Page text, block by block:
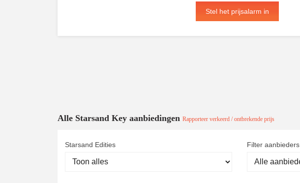
Stel het prijsalarm in
Alle Starsand Key aanbiedingen Rapporteer verkeerd / ontbrekende prijs
Starsand Edities Filter aanbieders